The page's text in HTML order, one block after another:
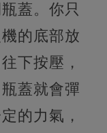
蓋。 你只
的底部放
下按壓，
蓋就會彈
的力氣，